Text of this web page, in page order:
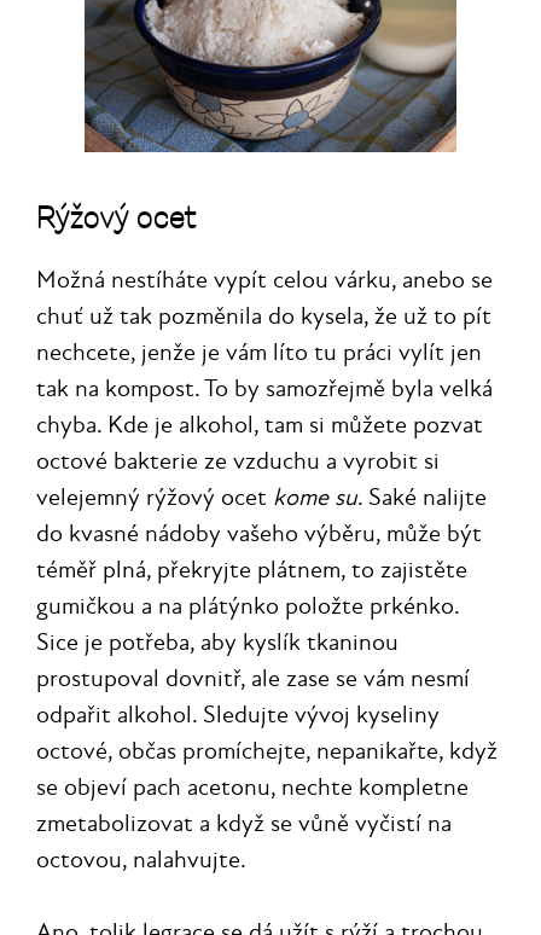
Rýžový ocet
Možná nestíháte vypít celou várku, anebo se
chuť už tak pozměnila do kysela, že už to pít
nechcete, jenže je vám líto tu práci vylít jen
tak na kompost. To by samozřejmě byla velká
chyba. Kde je alkohol, tam si můžete pozvat
octové bakterie ze vzduchu a vyrobit si
velejemný rýžový ocet kome su. Saké nalijte
do kvasné nádoby vašeho výběru, může být
téměř plná, překryjte plátnem, to zajistěte
gumičkou a na plátýnko položte prkénko.
Sice je potřeba, aby kyslík tkaninou
prostupoval dovnitř, ale zase se vám nesmí
odpařit alkohol. Sledujte vývoj kyseliny
octové, občas promíchejte, nepanikařte, když
se objeví pach acetonu, nechte kompletne
zmetabolizovat a když se vůně vyčistí na
octovou, nalahvujte.